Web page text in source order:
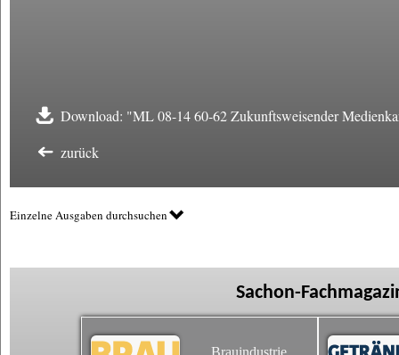
Download: "ML 08-14 60-62 Zukunftsweisender
zurück
Einzelne Ausgaben durchsuchen
Sachon-
Brauindustrie